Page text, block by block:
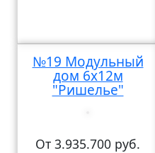
№19 Модульный
дом 6х12м
"Ришелье"
От 3.935.700 руб.